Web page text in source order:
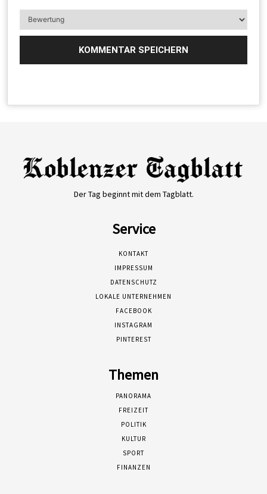
Der Tag beginnt mit dem Tagblatt.
Service
KONTAKT
IMPRESSUM
DATENSCHUTZ
LOKALE UNTERNEHMEN
FACEBOOK
INSTAGRAM
PINTEREST
Themen
PANORAMA
FREIZEIT
POLITIK
KULTUR
SPORT
FINANZEN